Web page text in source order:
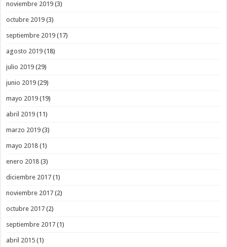
noviembre 2019 (3)
octubre 2019 (3)
septiembre 2019 (17)
agosto 2019 (18)
julio 2019 (29)
junio 2019 (29)
mayo 2019 (19)
abril 2019 (11)
marzo 2019 (3)
mayo 2018 (1)
enero 2018 (3)
diciembre 2017 (1)
noviembre 2017 (2)
octubre 2017 (2)
septiembre 2017 (1)
abril 2015 (1)